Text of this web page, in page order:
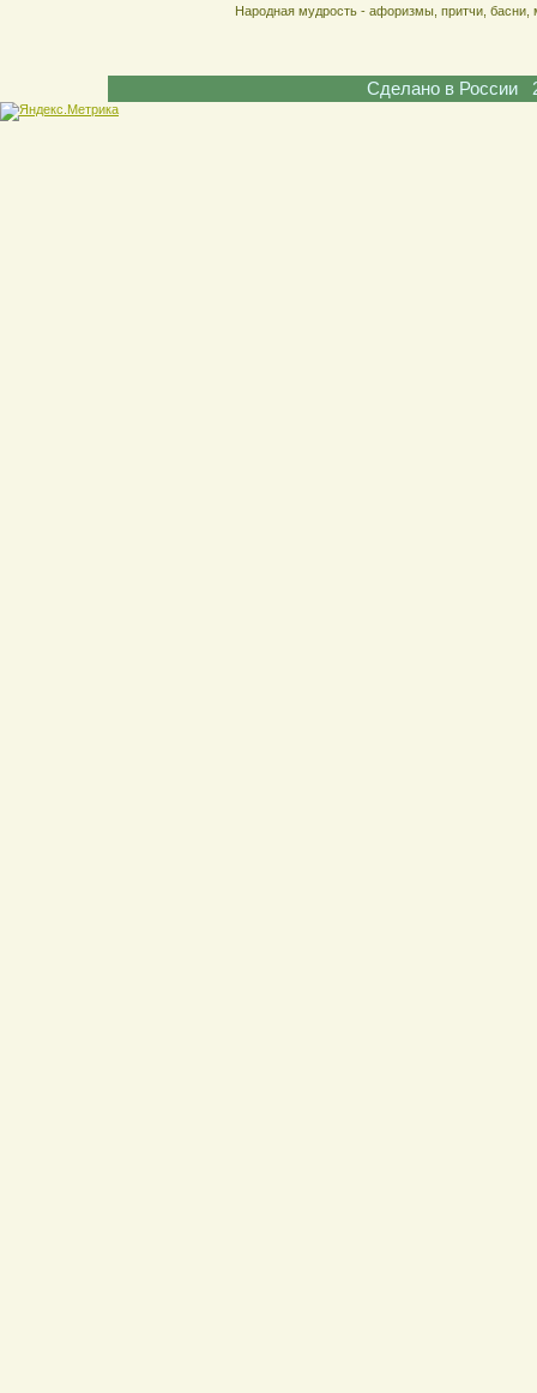
Народная мудрость - афоризмы, притчи,
Сделано в России